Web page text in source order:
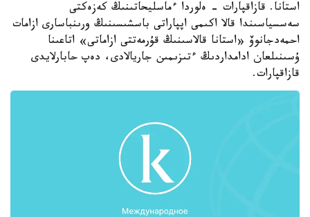
استانا. قازاقپارات - ەلوردا ءماسليحاتىنىڭ كەزەكتى
سەسسياسىندا قالا اكىمى اپپاراتى باسشىسىنىڭ ورىنباسارى ازامات
احمەدجانوۆ «استانا قالاسىنىڭ قۇرمەتتى ازاماتى» اتاعىنا
ۇسىنىلعان ادامداردىڭ ءتىزىمىن جاريالادى، دەپ حابارلايدى
قازاقپارات.